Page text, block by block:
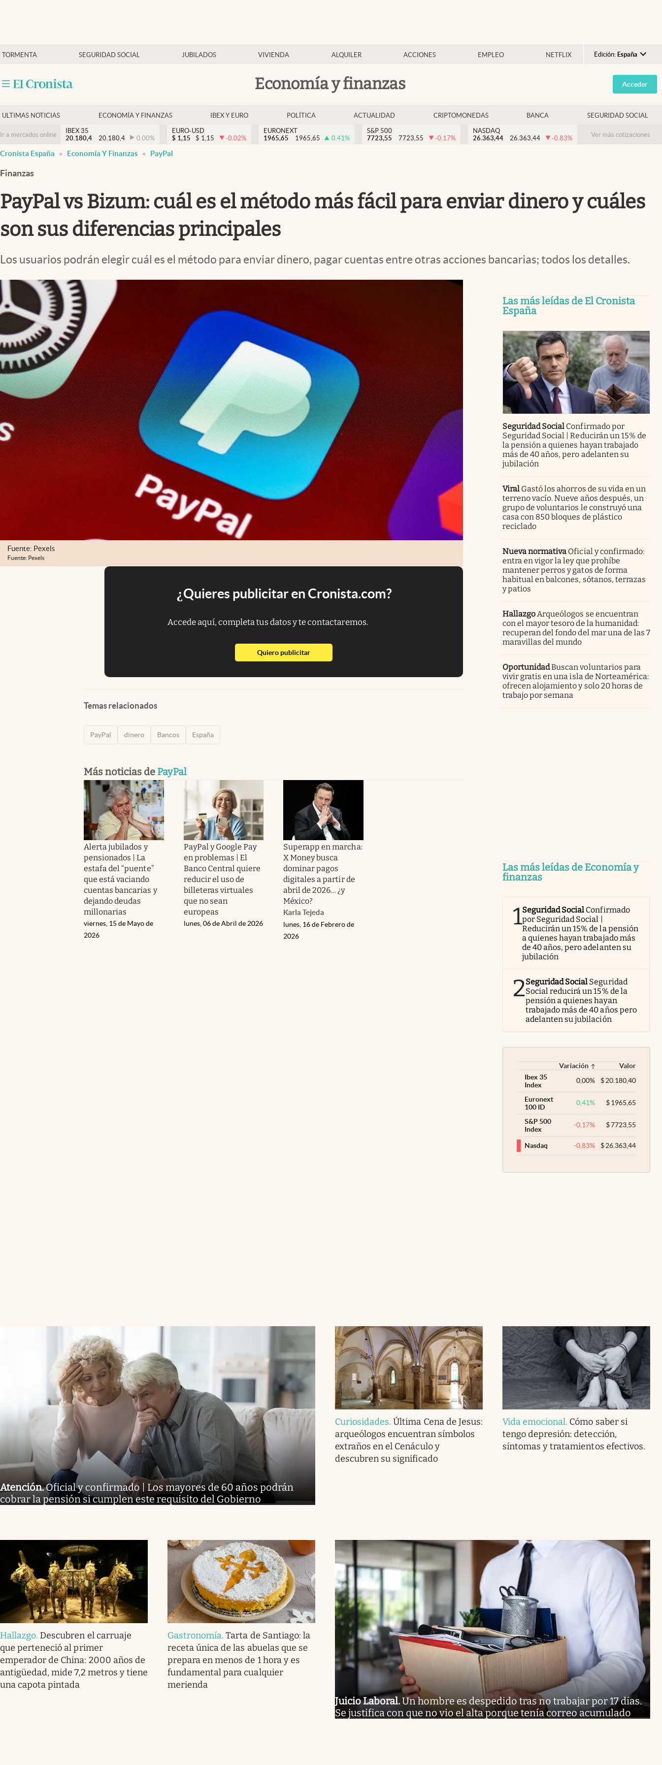
TORMENTA SEGURIDAD SOCIAL JUBILADOS VIVIENDA ALQUILER ACCIONES EMPLEO NETFLIX Edición: España
Argentina
España
USA
Colombia
Economía y finanzas
Economía y finanzas
Criptomonedas
Acceder
ULTIMAS NOTICIAS ECONOMÍA Y FINANZAS IBEX Y EURO POLÍTICA ACTUALIDAD CRIPTOMONEDAS BANCA SEGURIDAD SOCIAL
Ir a mercados online
IBEX 35
20.180,4
20.180,4 0.00%
EURO-USD
$ 1,15 $ 1,15 -0.02%
EURONEXT
1965,65
1965,65 0.41%
S&P 500
7723,55
7723,55 -0.17%
NASDAQ
26.363,44
26.363,44 -0.83% Ver más cotizaciones
Cronista España Economía Y Finanzas PayPal
Finanzas
PayPal vs Bizum: cuál es el método más fácil para enviar dinero y cuáles
son sus diferencias principales
Los usuarios podrán elegir cuál es el método para enviar dinero, pagar cuentas entre otras acciones bancarias; todos los detalles.
Fuente: Pexels
Fuente: Pexels
¿Quieres publicitar en Cronista.com?
Accede aquí, completa tus datos y te contactaremos.
Quiero publicitarabre en nueva pestaña
Temas relacionados
PayPal dinero Bancos España
Más noticias de PayPal
Alerta jubilados y
pensionados | La
estafa del “puente”
que está vaciando
cuentas bancarias y
dejando deudas
millonarias
viernes, 15 de Mayo de
2026
PayPal y Google Pay
en problemas | El
Banco Central quiere
reducir el uso de
billeteras virtuales
que no sean
europeas
lunes, 06 de Abril de 2026
Superapp en marcha:
X Money busca
dominar pagos
digitales a partir de
abril de 2026… ¿y
México?
Karla Tejeda
lunes, 16 de Febrero de
2026
Las más leídas de El Cronista
España
Seguridad Social Confirmado por
Seguridad Social | Reducirán un 15% de
la pensión a quienes hayan trabajado
más de 40 años, pero adelanten su
jubilación
Viral Gastó los ahorros de su vida en un
terreno vacío. Nueve años después, un
grupo de voluntarios le construyó una
casa con 850 bloques de plástico
reciclado
Nueva normativa Oficial y confirmado:
entra en vigor la ley que prohíbe
mantener perros y gatos de forma
habitual en balcones, sótanos, terrazas
y patios
HallazgoArqueólogos se encuentran
con el mayor tesoro de la humanidad:
recuperan del fondo del mar una de las 7
maravillas del mundo
OportunidadBuscan voluntarios para
vivir gratis en una isla de Norteamérica:
ofrecen alojamiento y solo 20 horas de
trabajo por semana
Las más leídas de Economía y
finanzas
1Seguridad Social Confirmado
por Seguridad Social |
Reducirán un 15% de la pensión
a quienes hayan trabajado más
de 40 años, pero adelanten su
jubilación
2Seguridad Social Seguridad
Social reducirá un 15% de la
pensión a quienes hayan
trabajado más de 40 años pero
adelanten su jubilación
Variación
Valor
Ibex 35
Index
0,00% $20.180,40
Euronext
100 ID
0,41% $1965,65
S&P 500
Index
-0,17% $7723,55
Nasdaq -0,83% $26.363,44
Atención.Oficial y confirmado | Los mayores de 60 años podrán
cobrar la pensión si cumplen este requisito del Gobierno
Curiosidades.Última Cena de Jesus:
arqueólogos encuentran símbolos
extraños en el Cenáculo y
descubren su significado
Vida emocional. Cómo saber si
tengo depresión: detección,
síntomas y tratamientos efectivos.
Hallazgo. Descubren el carruaje
que perteneció al primer
emperador de China: 2000 años de
antigüedad, mide 7,2 metros y tiene
una capota pintada
Gastronomía.Tarta de Santiago: la
receta única de las abuelas que se
prepara en menos de 1 hora y es
fundamental para cualquier
merienda
Juicio Laboral.Un hombre es despedido tras no trabajar por 17 días.
Se justifica con que no vio el alta porque tenía correo acumulado